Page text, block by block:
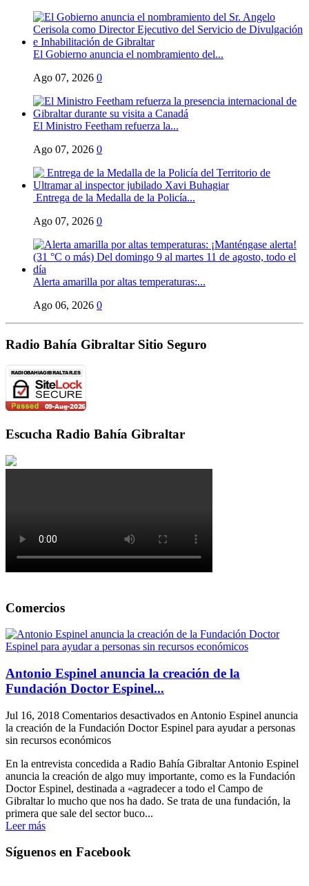
El Gobierno anuncia el nombramiento del...
Ago 07, 2026 0
El Ministro Feetham refuerza la...
Ago 07, 2026 0
Entrega de la Medalla de la Policía...
Ago 07, 2026 0
Alerta amarilla por altas temperaturas:...
Ago 06, 2026 0
Radio Bahía Gibraltar Sitio Seguro
Escucha Radio Bahía Gibraltar
Comercios
Antonio Espinel anuncia la creación de la
Fundación Doctor Espinel...
Jul 16, 2018 Comentarios desactivados en Antonio Espinel anuncia
la creación de la Fundación Doctor Espinel para ayudar a personas
sin recursos económicos
En la entrevista concedida a Radio Bahía Gibraltar Antonio Espinel
anuncia la creación de algo muy importante, como es la Fundación
Doctor Espinel, destinada a «agradecer a todo el Campo de
Gibraltar lo mucho que nos ha dado. Se trata de una fundación, la
primera que sale del sector buco...
Leer más
Síguenos en Facebook